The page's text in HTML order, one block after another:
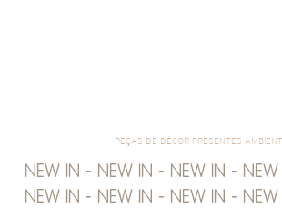
PEÇAS DE DÉCOR PRESENTES
NEW IN - NEW IN - NEW IN -
NEW IN - NEW IN - NEW IN -